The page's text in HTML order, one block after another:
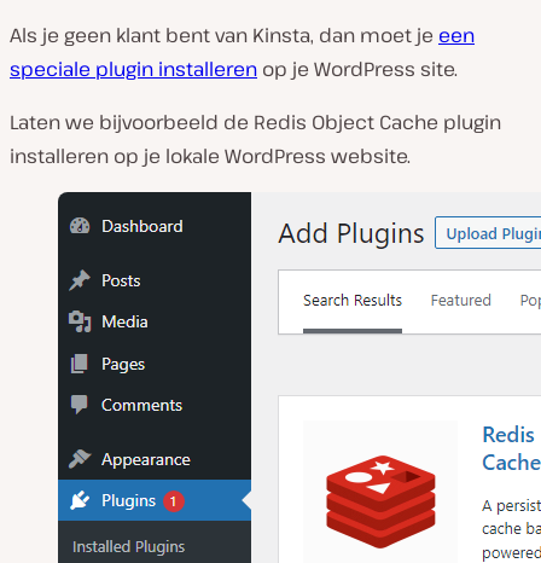
Als je geen klant bent van Kinsta, dan moet je een
speciale plugin installeren op je WordPress site.
Laten we bijvoorbeeld de Redis Object Cache plugin
installeren op je lokale WordPress website.